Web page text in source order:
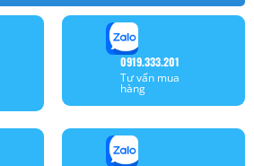
0919.333.201
Tư vấn mua
hàng